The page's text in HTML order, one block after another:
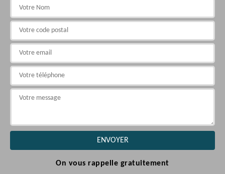
On vous rappelle gratuitement